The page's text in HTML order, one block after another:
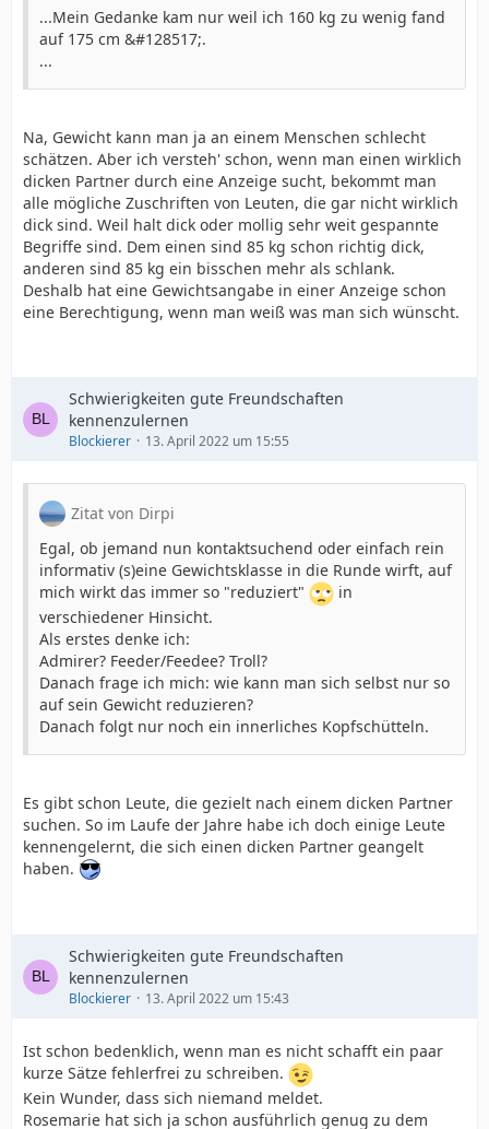
...Mein Gedanke kam nur weil ich 160 kg zu wenig fand
auf 175 cm &#128517;.
...
Na, Gewicht kann man ja an einem Menschen schlecht
schätzen. Aber ich versteh' schon, wenn man einen wirklich
dicken Partner durch eine Anzeige sucht, bekommt man
alle mögliche Zuschriften von Leuten, die gar nicht wirklich
dick sind. Weil halt dick oder mollig sehr weit gespannte
Begriffe sind. Dem einen sind 85 kg schon richtig dick,
anderen sind 85 kg ein bisschen mehr als schlank.
Deshalb hat eine Gewichtsangabe in einer Anzeige schon
eine Berechtigung, wenn man weiß was man sich wünscht.
Schwierigkeiten gute Freundschaften
kennenzulernen
Blockierer 13. April 2022 um 15:55
Zitat von Dirpi
Egal, ob jemand nun kontaktsuchend oder einfach rein
informativ (s)eine Gewichtsklasse in die Runde wirft, auf
mich wirkt das immer so "reduziert"
in
verschiedener Hinsicht.
Als erstes denke ich:
Admirer? Feeder/Feedee? Troll?
Danach frage ich mich: wie kann man sich selbst nur so
auf sein Gewicht reduzieren?
Danach folgt nur noch ein innerliches Kopfschütteln.
Es gibt schon Leute, die gezielt nach einem dicken Partner
suchen. So im Laufe der Jahre habe ich doch einige Leute
kennengelernt, die sich einen dicken Partner geangelt
haben.
Schwierigkeiten gute Freundschaften
kennenzulernen
Blockierer 13. April 2022 um 15:43
Ist schon bedenklich, wenn man es nicht schafft ein paar
kurze Sätze fehlerfrei zu schreiben.
Kein Wunder, dass sich niemand meldet.
Rosemarie hat sich ja schon ausführlich genug zu dem